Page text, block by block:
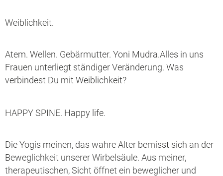
Weiblichkeit.
Atem. Wellen. Gebärmutter. Yoni Mudra.Alles in uns
Frauen unterliegt ständiger Veränderung. Was
verbindest Du mit Weiblichkeit?
HAPPY SPINE. Happy life.
Die Yogis meinen, das wahre Alter bemisst sich an der
Beweglichkeit unserer Wirbelsäule. Aus meiner,
therapeutischen, Sicht öffnet ein beweglicher und